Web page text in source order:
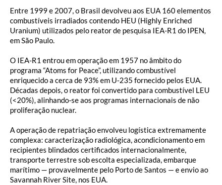
Entre 1999 e 2007, o Brasil devolveu aos EUA 160 elementos
combustíveis irradiados contendo HEU (Highly Enriched
Uranium) utilizados pelo reator de pesquisa IEA-R1 do IPEN,
em São Paulo.
O IEA-R1 entrou em operação em 1957 no âmbito do
programa “Atoms for Peace”, utilizando combustível
enriquecido a cerca de 93% em U-235 fornecido pelos EUA.
Décadas depois, o reator foi convertido para combustível LEU
(<20%), alinhando-se aos programas internacionais de não
proliferação nuclear.
A operação de repatriação envolveu logística extremamente
complexa: caracterização radiológica, acondicionamento em
recipientes blindados certificados internacionalmente,
transporte terrestre sob escolta especializada, embarque
marítimo — provavelmente pelo Porto de Santos — e envio ao
Savannah River Site, nos EUA.